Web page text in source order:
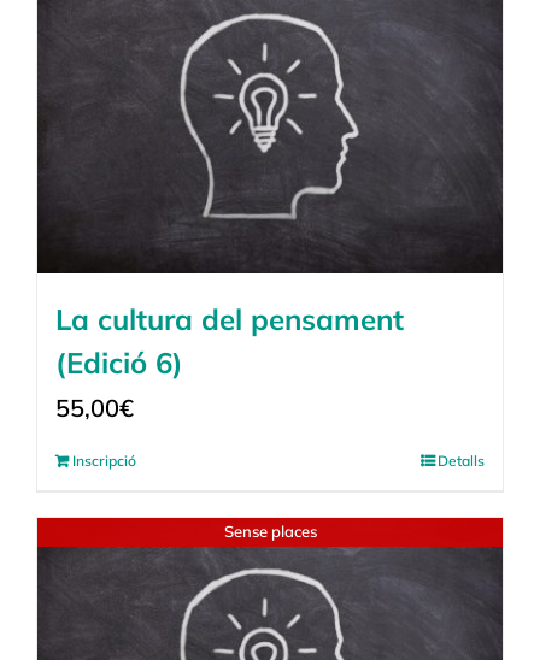
La cultura del pensament
(Edició 6)
55,00€
Inscripció Detalls
Sense places